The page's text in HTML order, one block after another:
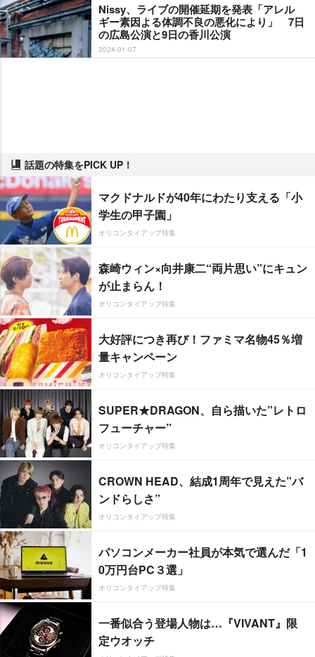
Nissy、ライブの開催延期を発表「アレル
ギー素因よる体調不良の悪化により」 7日
の広島公演と9日の香川公演
2024-01-07
話題の特集をPICK UP！
マクドナルドが40年にわたり支える「小
学生の甲子園」
オリコンタイアップ特集
森崎ウィン×向井康二“両片思い”にキュン
が止まらん！
オリコンタイアップ特集
大好評につき再び！ファミマ名物45％増
量キャンペーン
オリコンタイアップ特集
SUPER★DRAGON、自ら描いた”レトロ
フューチャー”
オリコンタイアップ特集
CROWN HEAD、結成1周年で見えた”バ
ンドらしさ”
オリコンタイアップ特集
パソコンメーカー社員が本気で選んだ「1
0万円台PC３選」
オリコンタイアップ特集
一番似合う登場人物は…『VIVANT』限
定ウオッチ